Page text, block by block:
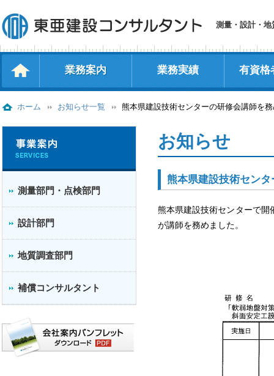
測量・設計・地
業務案内
測量部門・点検部門
設計部門
地質調査部門
補償コンサルタント
業務実績 有資格
ホーム お知らせ一覧 熊本県建設技術センターの研修会講師を
測量部門・点検部門
設計部門
地質調査部門
補償コンサルタント
お知らせ
熊本県建設技術セン
熊本県建設技術センターで
が講師を務めました。